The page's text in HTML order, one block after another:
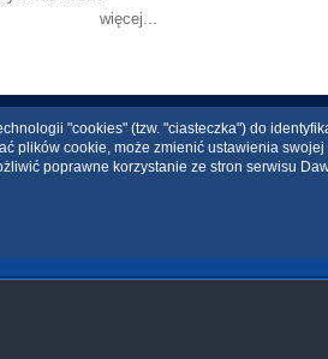
więcej...
"cookies" (tzw. "ciasteczka") do
plików cookie, może zmienić ustawienia
poprawne korzystanie ze stron serwisu